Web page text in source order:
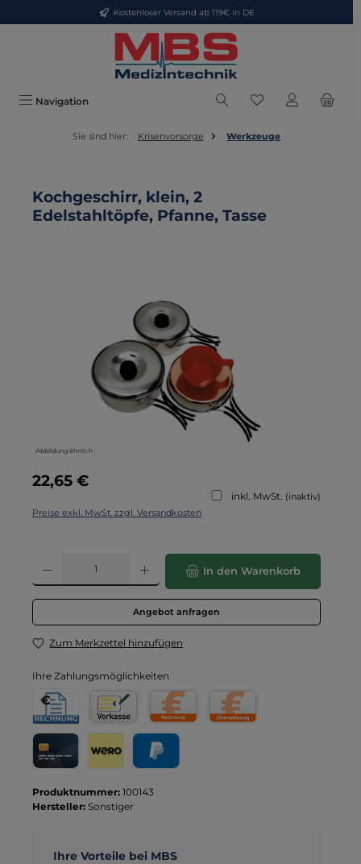
Zum Hauptinhalt springenKostenloser Versand ab 119€ in DE
Navigation Du hast 0
Sie sind hier: Krisenvorsorge Werkzeuge
Kochgeschirr, klein, 2
Edelstahltöpfe, Pfanne, Tasse
Abbildung ähnlich
Regulärer Preis:
22,65 €
inkl. MwSt. (inaktiv)
Preise exkl. MwSt. zzgl. Versandkosten
Produkt Anzahl: Gib den gewünschten Wert ein oder benutze die
In den Warenkorb
Angebot anfragen
Zum Merkzettel hinzufügen
Ihre Zahlungsmöglichkeiten
Rechnung
Rechnung für Behörden
Vorkasse
Produktnummer: 100143
Hersteller: Sonstiger
Ihre Vorteile bei MBS